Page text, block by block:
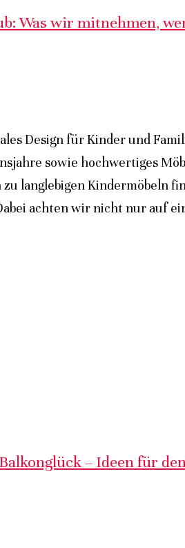
Was wir mitnehmen,
Design für Kinder und
sowie hochwertiges
langlebigen Kindermöbeln
achten wir nicht nur auf
– Ideen für